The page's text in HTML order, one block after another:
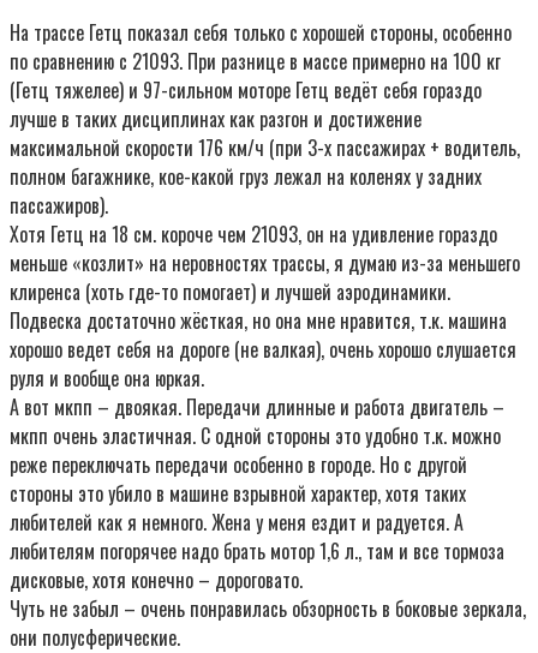
На трассе Гетц показал себя только с хорошей стороны, особенно
по сравнению с 21093. При разнице в массе примерно на 100 кг
(Гетц тяжелее) и 97-сильном моторе Гетц ведёт себя гораздо
лучше в таких дисциплинах как разгон и достижение
максимальной скорости 176 км/ч (при 3-х пассажирах + водитель,
полном багажнике, кое-какой груз лежал на коленях у задних
пассажиров).
Хотя Гетц на 18 см. короче чем 21093, он на удивление гораздо
меньше «козлит» на неровностях трассы, я думаю из-за меньшего
клиренса (хоть где-то помогает) и лучшей аэродинамики.
Подвеска достаточно жёсткая, но она мне нравится, т.к. машина
хорошо ведет себя на дороге (не валкая), очень хорошо слушается
руля и вообще она юркая.
А вот мкпп – двоякая. Передачи длинные и работа двигатель –
мкпп очень эластичная. С одной стороны это удобно т.к. можно
реже переключать передачи особенно в городе. Но с другой
стороны это убило в машине взрывной характер, хотя таких
любителей как я немного. Жена у меня ездит и радуется. А
любителям погорячее надо брать мотор 1,6 л., там и все тормоза
дисковые, хотя конечно – дороговато.
Чуть не забыл – очень понравилась обзорность в боковые зеркала,
они полусферические.